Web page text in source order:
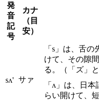
発
音
記
号
カナ
（目
安）
sʌ' サァ
「s」は、舌
けて、その隙
る。（「ズ」
「ʌ」は、日
らい開けて、